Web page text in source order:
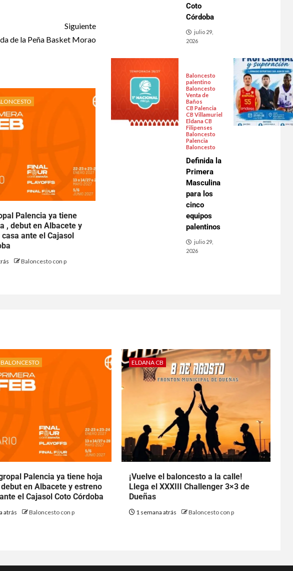
Siguiente
de la Peña Basket Morao
Palencia ya tiene
, debut en Albacete y
ante el Cajasol
Baloncesto con p
Coto
Córdoba
julio 29,
2026
Baloncesto
palentino
Baloncesto
Venta de
Baños
CB Palencia
CB Villamuriel
Eldana CB
Filipenses
Baloncesto
Palencia
Baloncesto
Definida la
Primera
Masculina
para los
cinco
equipos
palentinos
julio 29,
2026
Palencia ya tiene hoja
en Albacete y estreno
el Cajasol Coto Córdoba
atrás Baloncesto con p
ELDANA CB
¡Vuelve el baloncesto a la calle!
Llega el XXXIII Challenger 3×3 de
Dueñas
1 semana atrás Baloncesto con p